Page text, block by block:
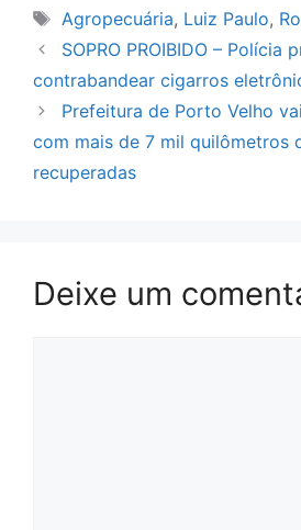
Tags
Agropecuária, Luiz Paulo,
SOPRO PROIBIDO – Polícia
contrabandear cigarros
Prefeitura de Porto Velho
com mais de 7 mil quilômetros
recuperadas
Deixe um